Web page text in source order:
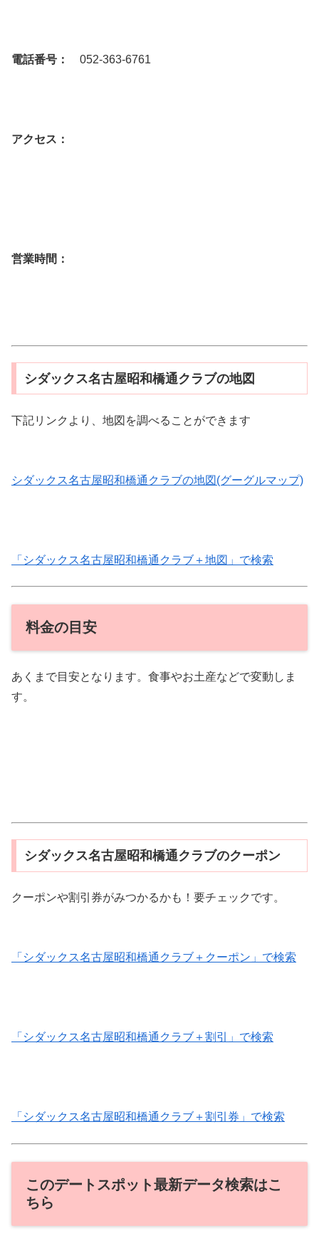
電話番号： 052-363-6761
アクセス：
営業時間：
シダックス名古屋昭和橋通クラブの地図
下記リンクより、地図を調べることができます
シダックス名古屋昭和橋通クラブの地図(グーグルマップ)
「シダックス名古屋昭和橋通クラブ＋地図」で検索
料金の目安
あくまで目安となります。食事やお土産などで変動しま
す。
シダックス名古屋昭和橋通クラブのクーポン
クーポンや割引券がみつかるかも！要チェックです。
「シダックス名古屋昭和橋通クラブ＋クーポン」で検索
「シダックス名古屋昭和橋通クラブ＋割引」で検索
「シダックス名古屋昭和橋通クラブ＋割引券」で検索
このデートスポット最新データ検索はこ
ちら